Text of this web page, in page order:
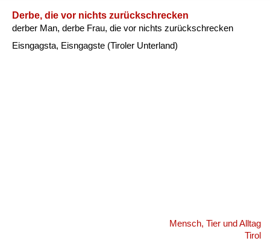
Derbe, die vor nichts zurückschrecken
derber Man, derbe Frau, die vor nichts zurückschrecken
Eisngagsta, Eisngagste (Tiroler Unterland)
Mensch, Tier und Alltag
Tirol